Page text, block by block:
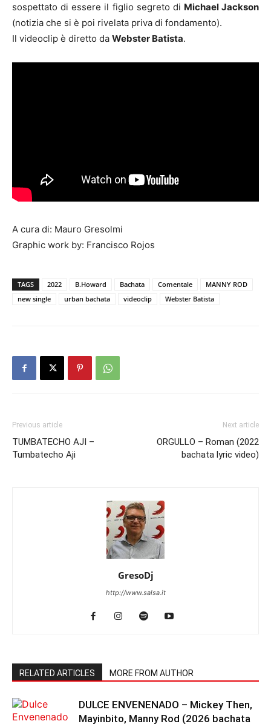
sospettato di essere il figlio segreto di Michael Jackson
(notizia che si è poi rivelata priva di fondamento).
Il videoclip è diretto da Webster Batista.
A cura di: Mauro Gresolmi
Graphic work by: Francisco Rojos
TAGS 2022 B.Howard Bachata Comentale
MANNY ROD
new single
urban bachata videoclip Webster Batista
Previous article
TUMBATECHO AJI –
Tumbatecho Aji
Next article
ORGULLO – Roman (2022
bachata lyric video)
GresoDj
http://www.salsa.it
RELATED ARTICLES MORE FROM AUTHOR
DULCE ENVENENADO – Mickey Then,
Mayinbito, Manny Rod (2026 bachata